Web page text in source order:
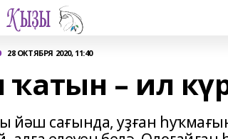
28 ОКТЯБРЯ 2020, 11:40
ҡатын – ил
йәш сағында, уҙған